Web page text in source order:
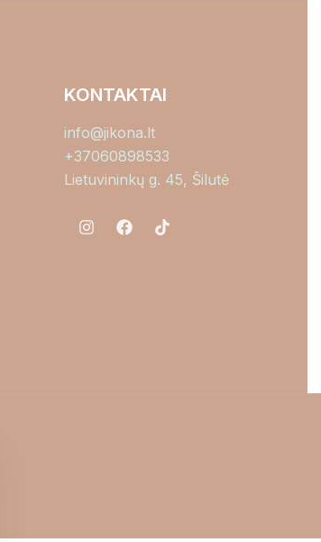
KONTAKTAI
info@jikona.lt
+37060898533
Lietuvininkų g. 45, Šilutė